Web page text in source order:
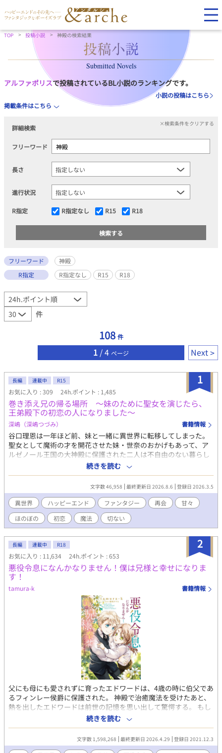
TOP 投稿小説 神殿の検索結果
Submitted Novels
アルファポリスで投稿されているBL小説のランキングです。
小説の投稿はこちら
掲載条件はこちら
詳細検索
×検索条件をクリアする
フリーワード
長さ
進行状況
R指定 R指定なし R15 R18
フリーワード
神殿
R指定
R指定なし R15 R18
件
108 件
1 / 4 ページ Next
1
長編 連載中 R15
お気に入り : 309 24h.ポイント : 1,485
巻き添え兄の帰る場所 〜妹のために聖女を演じたら、
王弟殿下の初恋の人になりました〜
深嶋（深嶋つづみ） 書籍情報
谷口理恩は一年ほど前、妹と一緒に異世界に転移してしまった。
聖女として魔術の才を開花させた妹・世奈のおかげもあって、ア
ルゼノール王国の大神殿に保護された二人は不自由のない暮らし
を送っている。 ある日、世奈の仕事を肩代わりした理恩は、病に
臥せている幼い第二王子・イヴァンのもとに参じることに。 何度
も謁見を重ねるうちに理恩に懐いた彼は、目の前の聖女が偽者で
あることに気付かぬまま、やがて理恩に求愛するが……。 数年
後、アルゼノール王国を出て世界中を巡っていた理恩は、とある
国でイヴァンと再会する。 彼の知る聖女は自分だったのだと言い
出せぬまま、理恩はイヴァンと交流を続けることになって――？
☆旧タイトル『聖女を演じた巻き添え兄は、王弟殿下の求愛から
逃げられない』から改題しました(3/25)
続きを読む
文字数 46,958 最終更新日 2026.8.6 登録日 2026.3.5
異世界 ハッピーエンド ファンタジー 再会
甘々
ほのぼの
初恋 魔法 切ない
2
長編 連載中 R18
お気に入り : 11,634 24h.ポイント : 653
悪役令息になんかなりません！僕は兄様と幸せになりま
す！
tamura-k 書籍情報
父にも母にも愛されずに育ったエドワードは、4歳の時に伯父であ
るフィンレー侯爵に保護された。 神殿で治癒魔法を受けたあと、
熱を出したエドワードは前世の記憶を思い出して驚愕する。 もし
かしてここは21歳まで生きていた自分が読んでいた小説の世界で
はないかと。 しかも「転生物のお約束」と言わんばかりに、自分
は悪役令息になっていて、このままでいけば義兄を殺して、自分
も死んでしまう未来が待っている。 だがしかし！せっかく記憶が
続きを読む
文字数 1,598,268 最終更新日 2026.4.29 登録日 2021.12.3